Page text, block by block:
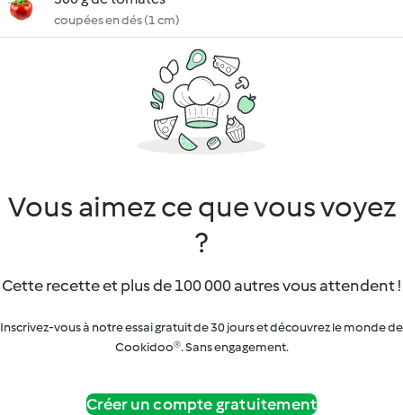
coupées en dés (1 cm)
Vous aimez ce que vous voyez
?
Cette recette et plus de 100 000 autres vous attendent !
Inscrivez-vous à notre essai gratuit de 30 jours et découvrez le monde de
Cookidoo®. Sans engagement.
Créer un compte gratuitement